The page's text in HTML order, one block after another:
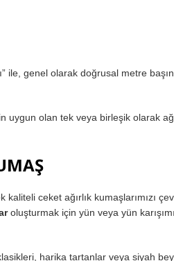
ile, genel olarak doğrusal metre
uygun olan tek veya birleşik olarak
ceket ağırlık kumaşlarımızı
oluşturmak için yün veya yün
harika tartanlar veya siyah